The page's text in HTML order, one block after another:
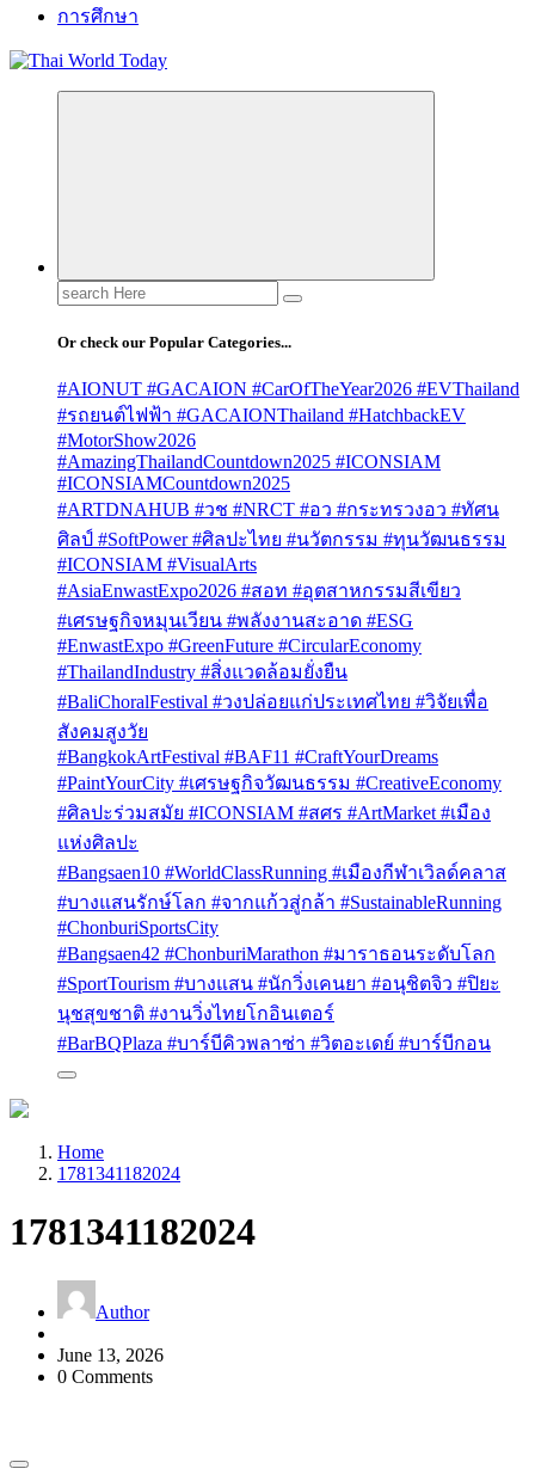
การศึกษา
Search
for:
Or check our Popular Categories...
#AIONUT #GACAION #CarOfTheYear2026 #EVThailand
#รถยนต์ไฟฟ้า #GACAIONThailand #HatchbackEV
#MotorShow2026
#AmazingThailandCountdown2025 #ICONSIAM
#ICONSIAMCountdown2025
#ARTDNAHUB #วช #NRCT #อว #กระทรวงอว #ทัศน
ศิลป์ #SoftPower #ศิลปะไทย #นวัตกรรม #ทุนวัฒนธรรม
#ICONSIAM #VisualArts
#AsiaEnwastExpo2026 #สอท #อุตสาหกรรมสีเขียว
#เศรษฐกิจหมุนเวียน #พลังงานสะอาด #ESG
#EnwastExpo #GreenFuture #CircularEconomy
#ThailandIndustry #สิ่งแวดล้อมยั่งยืน
#BaliChoralFestival #วงปล่อยแก่ประเทศไทย #วิจัยเพื่อ
สังคมสูงวัย
#BangkokArtFestival #BAF11 #CraftYourDreams
#PaintYourCity #เศรษฐกิจวัฒนธรรม #CreativeEconomy
#ศิลปะร่วมสมัย #ICONSIAM #สศร #ArtMarket #เมือง
แห่งศิลปะ
#Bangsaen10 #WorldClassRunning #เมืองกีฬาเวิลด์คลาส
#บางแสนรักษ์โลก #จากแก้วสู่กล้า #SustainableRunning
#ChonburiSportsCity
#Bangsaen42 #ChonburiMarathon #มาราธอนระดับโลก
#SportTourism #บางแสน #นักวิ่งเคนยา #อนุชิตจิว #ปิยะ
นุชสุขชาติ #งานวิ่งไทยโกอินเตอร์
#BarBQPlaza #บาร์บีคิวพลาซ่า #วิตอะเดย์ #บาร์บีกอน
Home
1781341182024
1781341182024
Author
June 13, 2026
0 Comments